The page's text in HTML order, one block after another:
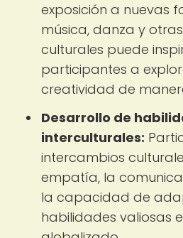
exposición a nuevas
música, danza y
culturales puede
participantes a
creatividad de
Desarrollo de
interculturales:
intercambios
empatía, la
la capacidad de
habilidades valiosas